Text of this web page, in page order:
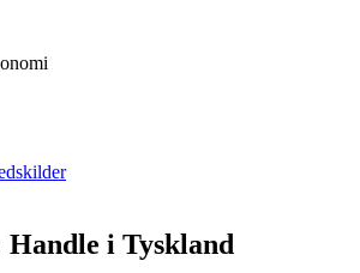
Handle i Tyskland